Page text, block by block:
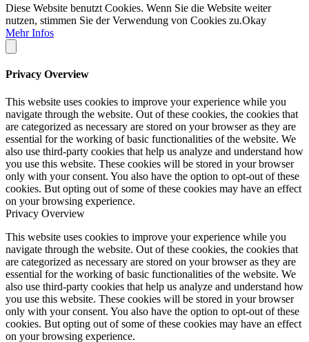
Diese Website benutzt Cookies. Wenn Sie die Website weiter
nutzen, stimmen Sie der Verwendung von Cookies zu.Okay
Mehr Infos
Privacy Overview
This website uses cookies to improve your experience while you
navigate through the website. Out of these cookies, the cookies that
are categorized as necessary are stored on your browser as they are
essential for the working of basic functionalities of the website. We
also use third-party cookies that help us analyze and understand how
you use this website. These cookies will be stored in your browser
only with your consent. You also have the option to opt-out of these
cookies. But opting out of some of these cookies may have an effect
on your browsing experience.
Privacy Overview
This website uses cookies to improve your experience while you
navigate through the website. Out of these cookies, the cookies that
are categorized as necessary are stored on your browser as they are
essential for the working of basic functionalities of the website. We
also use third-party cookies that help us analyze and understand how
you use this website. These cookies will be stored in your browser
only with your consent. You also have the option to opt-out of these
cookies. But opting out of some of these cookies may have an effect
on your browsing experience.